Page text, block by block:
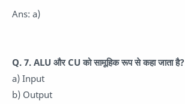
Ans: a)
Q. 7. ALU और CU को सामूहिक रूप से कहा जाता है?
a) Input
b) Output